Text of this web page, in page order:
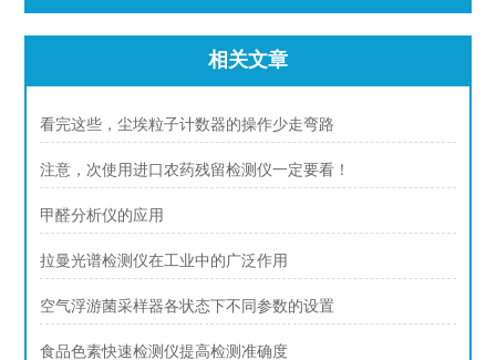
相关文章
看完这些，尘埃粒子计数器的操作少走弯路
注意，次使用进口农药残留检测仪一定要看！
甲醛分析仪的应用
拉曼光谱检测仪在工业中的广泛作用
空气浮游菌采样器各状态下不同参数的设置
食品色素快速检测仪提高检测准确度